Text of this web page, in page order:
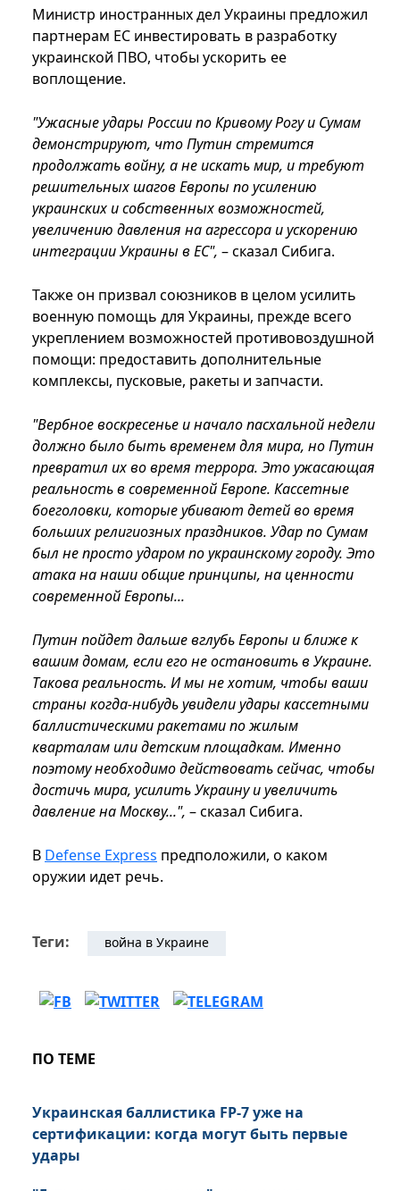
Министр иностранных дел Украины предложил
партнерам ЕС инвестировать в разработку
украинской ПВО, чтобы ускорить ее
воплощение.
"Ужасные удары России по Кривому Рогу и Сумам
демонстрируют, что Путин стремится
продолжать войну, а не искать мир, и требуют
решительных шагов Европы по усилению
украинских и собственных возможностей,
увеличению давления на агрессора и ускорению
интеграции Украины в ЕС", – сказал Сибига.
Также он призвал союзников в целом усилить
военную помощь для Украины, прежде всего
укреплением возможностей противовоздушной
помощи: предоставить дополнительные
комплексы, пусковые, ракеты и запчасти.
"Вербное воскресенье и начало пасхальной недели
должно было быть временем для мира, но Путин
превратил их во время террора. Это ужасающая
реальность в современной Европе. Кассетные
боеголовки, которые убивают детей во время
больших религиозных праздников. Удар по Сумам
был не просто ударом по украинскому городу. Это
атака на наши общие принципы, на ценности
современной Европы...
Путин пойдет дальше вглубь Европы и ближе к
вашим домам, если его не остановить в Украине.
Такова реальность. И мы не хотим, чтобы ваши
страны когда-нибудь увидели удары кассетными
баллистическими ракетами по жилым
кварталам или детским площадкам. Именно
поэтому необходимо действовать сейчас, чтобы
достичь мира, усилить Украину и увеличить
давление на Москву...", – сказал Сибига.
В Defense Express предположили, о каком
оружии идет речь.
Теги: война в Украине
ПО ТЕМЕ
Украинская баллистика FP-7 уже на
сертификации: когда могут быть первые
удары